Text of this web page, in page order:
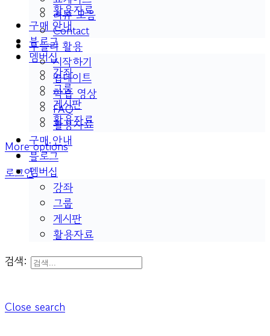
활용자료
구매 안내
블로그
멤버십
강좌
그룹
게시판
활용자료
More options
로그인
리뷰 모음
Contact
두들리 활용
시작하기
업데이트
학습 영상
FAQ
활용자료
구매 안내
블로그
멤버십
강좌
그룹
게시판
활용자료
검색:
Close search